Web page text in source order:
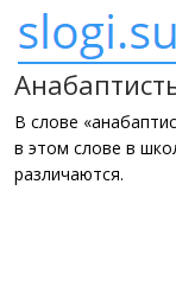
В слове
в этом слове в
различаются.